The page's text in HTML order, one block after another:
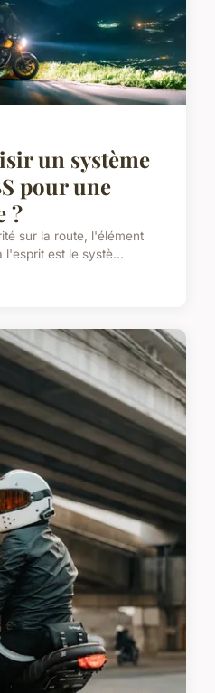
un système
pour une
?
sur la route, l'élément
l'esprit est le systè...